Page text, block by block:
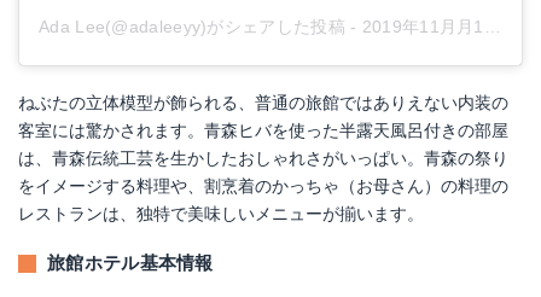
Ada Lee(@adaleeyy)がシェアした投稿 - 2019年11月月16日午前9時07分PST
ねぶたの立体模型が飾られる、普通の旅館ではありえない内装の
客室には驚かされます。青森ヒバを使った半露天風呂付きの部屋
は、青森伝統工芸を生かしたおしゃれさがいっぱい。青森の祭り
をイメージする料理や、割烹着のかっちゃ（お母さん）の料理の
レストランは、独特で美味しいメニューが揃います。
旅館ホテル基本情報